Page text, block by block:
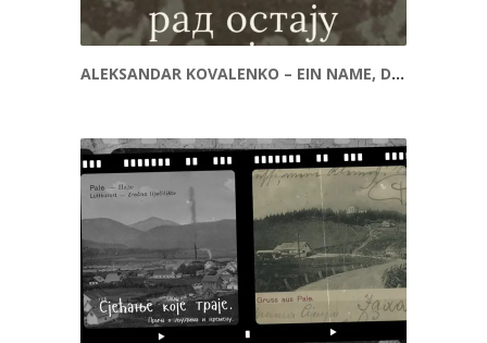
ALEKSANDAR KOVALENKO – EIN NAME, DER GESCHICHTE SCHRIEB